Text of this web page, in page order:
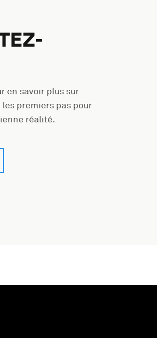
en savoir plus sur
premiers pas pour
réalité.